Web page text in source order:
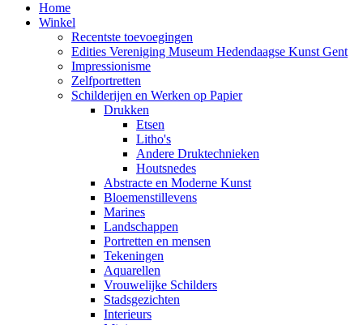
Home
Winkel
Recentste toevoegingen
Edities Vereniging Museum Hedendaagse Kunst Gent
Impressionisme
Zelfportretten
Schilderijen en Werken op Papier
Drukken
Etsen
Litho's
Andere Druktechnieken
Houtsnedes
Abstracte en Moderne Kunst
Bloemenstillevens
Marines
Landschappen
Portretten en mensen
Tekeningen
Aquarellen
Vrouwelijke Schilders
Stadsgezichten
Interieurs